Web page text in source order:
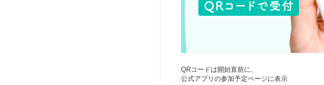
QRコードは開始直前に、
公式アプリの参加予定ページに表示